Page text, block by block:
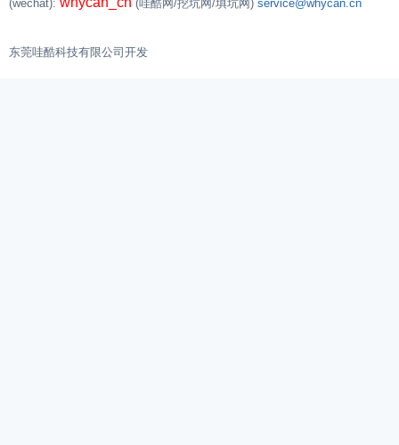
(wechat):
(哇酷网/挖坑网/填坑网) service@whycan.cn
东莞哇酷科技有限公司开发